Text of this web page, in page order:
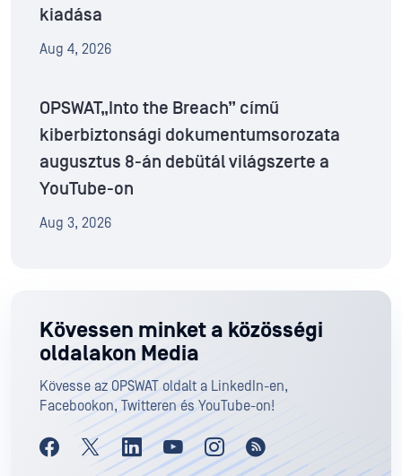
kiadása
Aug 4, 2026
OPSWAT„Into the Breach” című
kiberbiztonsági dokumentumsorozata
augusztus 8-án debütál világszerte a
YouTube-on
Aug 3, 2026
Kövessen minket a közösségi
oldalakon Media
Kövesse az OPSWAT oldalt a LinkedIn-en,
Facebookon, Twitteren és YouTube-on!